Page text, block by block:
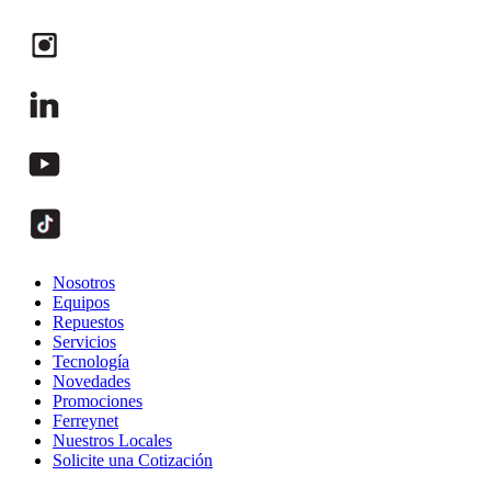
Nosotros
Equipos
Repuestos
Servicios
Tecnología
Novedades
Promociones
Ferreynet
Nuestros Locales
Solicite una Cotización